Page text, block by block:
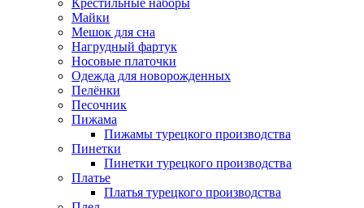
Крестильные наборы
Майки
Мешок для сна
Нагрудный фартук
Носовые платочки
Одежда для новорожденных
Пелёнки
Песочник
Пижама
Пижамы турецкого производства
Пинетки
Пинетки турецкого производства
Платье
Платья турецкого производства